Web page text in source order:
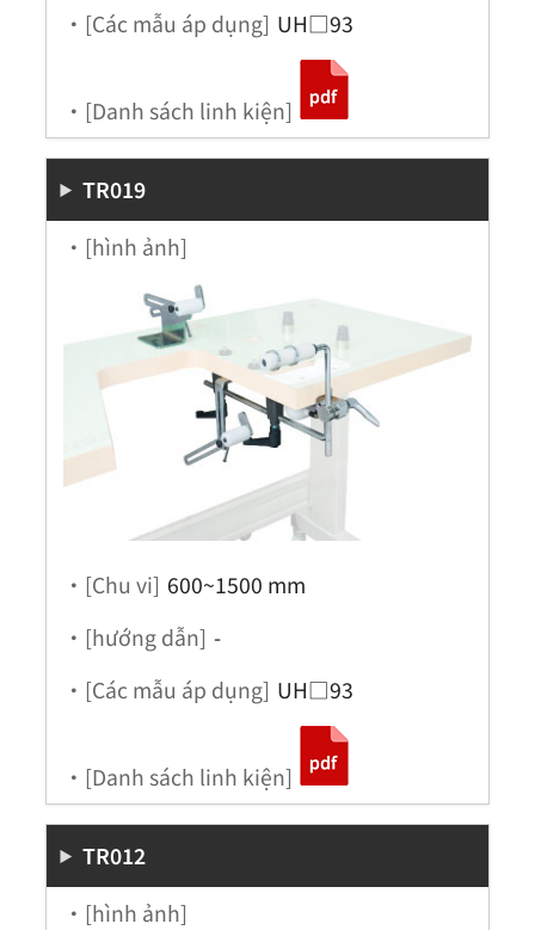
・[Các mẫu áp dụng] UH□93
・[Danh sách linh kiện]
TR019
・[hình ảnh]
・[Chu vi] 600~1500 mm
・[hướng dẫn] -
・[Các mẫu áp dụng] UH□93
・[Danh sách linh kiện]
TR012
・[hình ảnh]